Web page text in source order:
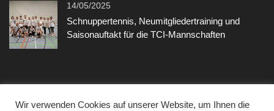
14/05/2025
Schnuppertennis, Neumitgliedertraining und
Saisonauftakt für die TCI-Mannschaften
Sonstiges
Wir verwenden Cookies auf unserer Website, um Ihnen die